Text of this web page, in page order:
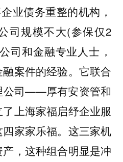
业债务重整的机构，
司规模不大(参保仅2
司和金融专业人士‌，
案件的经验。它联合
公司——厚有安资管和
上海家福启纾企业服
家家乐福。这三家机
，这种组合明显是冲